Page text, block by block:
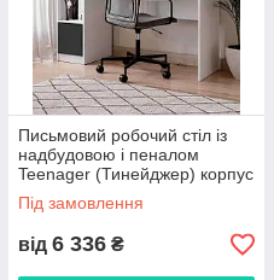
Письмовий робочий стіл із
надбудовою і пеналом
Teenager (Тинейджер) корпус
Білий/фасади колір Графіт
Під замовлення
від 6 336 ₴